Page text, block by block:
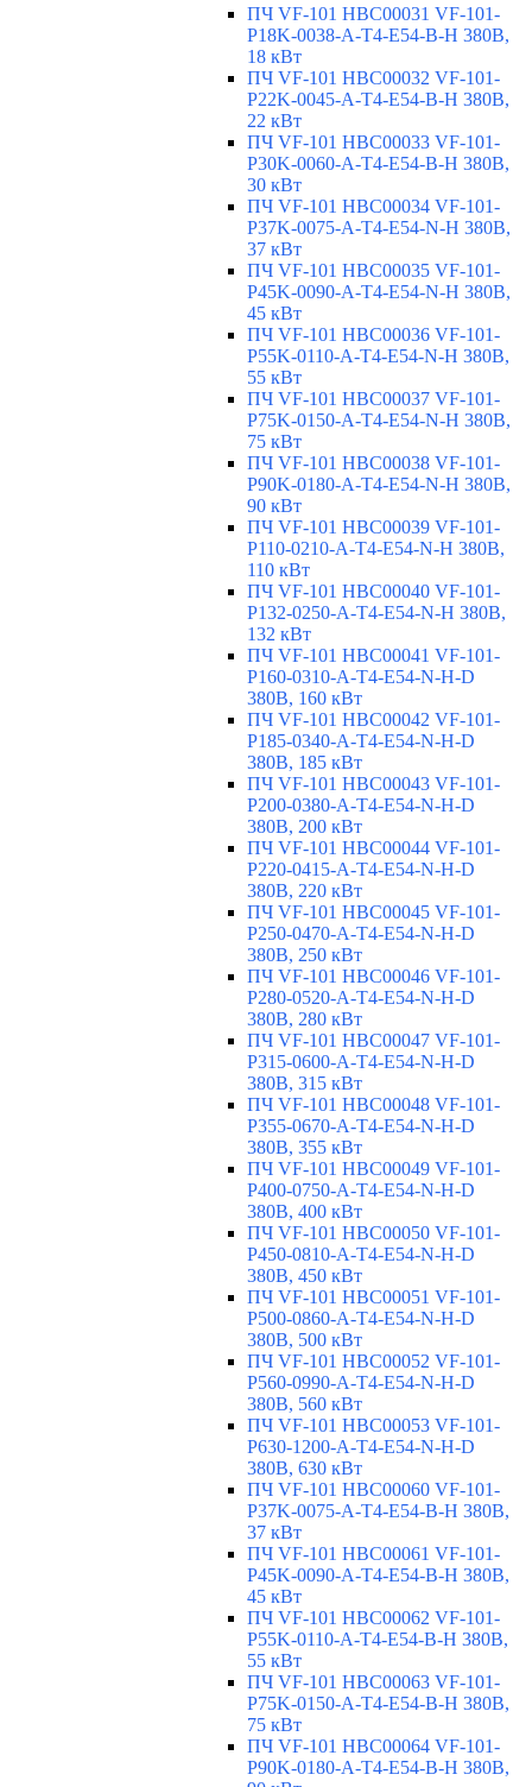
ПЧ VF-101 HBC00031 VF-101-
P18K-0038-A-T4-E54-B-H 380В,
18 кВт
ПЧ VF-101 HBC00032 VF-101-
P22K-0045-A-T4-E54-B-H 380В,
22 кВт
ПЧ VF-101 HBC00033 VF-101-
P30K-0060-A-T4-E54-B-H 380В,
30 кВт
ПЧ VF-101 HBC00034 VF-101-
P37K-0075-A-T4-E54-N-H 380В,
37 кВт
ПЧ VF-101 HBC00035 VF-101-
P45K-0090-A-T4-E54-N-H 380В,
45 кВт
ПЧ VF-101 HBC00036 VF-101-
P55K-0110-A-T4-E54-N-H 380В,
55 кВт
ПЧ VF-101 HBC00037 VF-101-
P75K-0150-A-T4-E54-N-H 380В,
75 кВт
ПЧ VF-101 HBC00038 VF-101-
P90K-0180-A-T4-E54-N-H 380В,
90 кВт
ПЧ VF-101 HBC00039 VF-101-
P110-0210-A-T4-E54-N-H 380В,
110 кВт
ПЧ VF-101 HBC00040 VF-101-
P132-0250-A-T4-E54-N-H 380В,
132 кВт
ПЧ VF-101 HBC00041 VF-101-
P160-0310-A-T4-E54-N-H-D
380В, 160 кВт
ПЧ VF-101 HBC00042 VF-101-
P185-0340-A-T4-E54-N-H-D
380В, 185 кВт
ПЧ VF-101 HBC00043 VF-101-
P200-0380-A-T4-E54-N-H-D
380В, 200 кВт
ПЧ VF-101 HBC00044 VF-101-
P220-0415-A-T4-E54-N-H-D
380В, 220 кВт
ПЧ VF-101 HBC00045 VF-101-
P250-0470-A-T4-E54-N-H-D
380В, 250 кВт
ПЧ VF-101 HBC00046 VF-101-
P280-0520-A-T4-E54-N-H-D
380В, 280 кВт
ПЧ VF-101 HBC00047 VF-101-
P315-0600-A-T4-E54-N-H-D
380В, 315 кВт
ПЧ VF-101 HBC00048 VF-101-
P355-0670-A-T4-E54-N-H-D
380В, 355 кВт
ПЧ VF-101 HBC00049 VF-101-
P400-0750-A-T4-E54-N-H-D
380В, 400 кВт
ПЧ VF-101 HBC00050 VF-101-
P450-0810-A-T4-E54-N-H-D
380В, 450 кВт
ПЧ VF-101 HBC00051 VF-101-
P500-0860-A-T4-E54-N-H-D
380В, 500 кВт
ПЧ VF-101 HBC00052 VF-101-
P560-0990-A-T4-E54-N-H-D
380В, 560 кВт
ПЧ VF-101 HBC00053 VF-101-
P630-1200-A-T4-E54-N-H-D
380В, 630 кВт
ПЧ VF-101 HBC00060 VF-101-
P37K-0075-A-T4-E54-B-H 380В,
37 кВт
ПЧ VF-101 HBC00061 VF-101-
P45K-0090-A-T4-E54-B-H 380В,
45 кВт
ПЧ VF-101 HBC00062 VF-101-
P55K-0110-A-T4-E54-B-H 380В,
55 кВт
ПЧ VF-101 HBC00063 VF-101-
P75K-0150-A-T4-E54-B-H 380В,
75 кВт
ПЧ VF-101 HBC00064 VF-101-
P90K-0180-A-T4-E54-B-H 380В,